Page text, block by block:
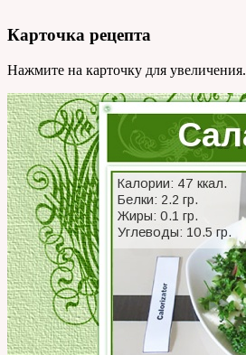
Карточка рецепта
Нажмите на карточку для увеличения.